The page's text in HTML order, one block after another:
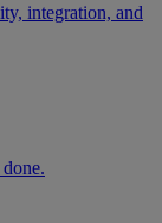
integration, and